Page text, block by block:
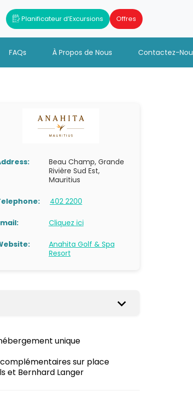
Planificateur d’Excursions Offres
FAQs À Propos de Nous Contactez-
Beau Champ, Grande
Rivière Sud Est,
Mauritius
402 2200
Cliquez ici
Anahita Golf & Spa
Resort
unique
sur place
et Bernhard Langer